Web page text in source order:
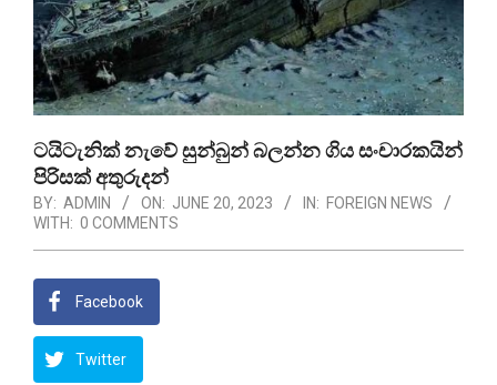
ටයිටැනික් නැවේ සුන්බුන් බලන්න ගිය සංචාරකයින්
පිරිසක් අතුරුදන්
BY: ADMIN ON: JUNE 20, 2023 IN: FOREIGN NEWS
WITH: 0 COMMENTS
Facebook
Twitter